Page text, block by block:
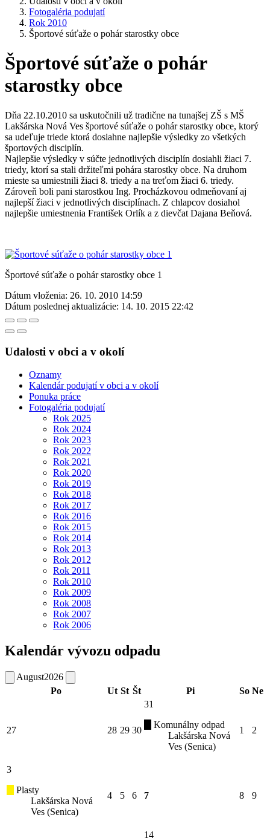
Fotogaléria podujatí
Rok 2010
Športové súťaže o pohár starostky obce
Športové súťaže o pohár
starostky obce
Dňa 22.10.2010 sa uskutočnili už tradične na tunajšej ZŠ s MŠ
Lakšárska Nová Ves športové súťaže o pohár starostky obce, ktorý
sa udeľuje triede ktorá dosiahne najlepšie výsledky zo všetkých
športových disciplín.
Najlepšie výsledky v súčte jednotlivých disciplín dosiahli žiaci 7.
triedy, ktorí sa stali držiteľmi pohára starostky obce. Na druhom
mieste sa umiestnili žiaci 8. triedy a na treťom žiaci 6. triedy.
Zároveň boli pani starostkou Ing. Procházkovou odmeňovaní aj
najlepší žiaci v jednotlivých disciplínach. Z chlapcov dosiahol
najlepšie umiestnenia František Orlík a z dievčat Dajana Beňová.
Športové súťaže o pohár starostky obce 1
Dátum vloženia: 26. 10. 2010 14:59
Dátum poslednej aktualizácie: 14. 10. 2015 22:42
Udalosti v obci a v okolí
Oznamy
Kalendár podujatí v obci a v okolí
Ponuka práce
Fotogaléria podujatí
Rok 2025
Rok 2024
Rok 2023
Rok 2022
Rok 2021
Rok 2020
Rok 2019
Rok 2018
Rok 2017
Rok 2016
Rok 2015
Rok 2014
Rok 2013
Rok 2012
Rok 2011
Rok 2010
Rok 2009
Rok 2008
Rok 2007
Rok 2006
Kalendár vývozu odpadu
August2026
Po
Ut St Št Pi So Ne
27 28 29 30
31
Komunálny odpad
Lakšárska Nová
Ves (Senica)
1 2
3
Plasty
Lakšárska Nová
Ves (Senica)
4 5 6 7 8 9
14